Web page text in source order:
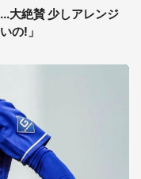
大絶賛 少しアレンジ
の!」